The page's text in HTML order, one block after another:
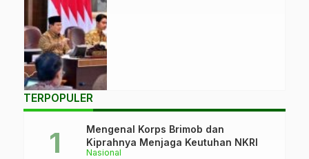
Gibran
Rakabuming Raka
memimpin Sidang
Kabinet Paripurna.
(Foto: BPMI
Setpres)
TERPOPULER
Nasional
Mengenal Korps Brimob dan
Kiprahnya Menjaga Keutuhan NKRI